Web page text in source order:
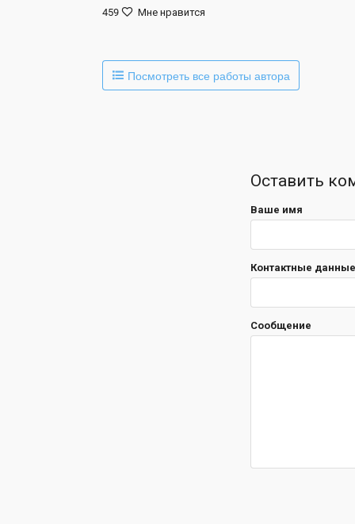
459 Мне нравится
Посмотреть все работы автора
Оставить
Ваше имя
Контактные
Сообщение